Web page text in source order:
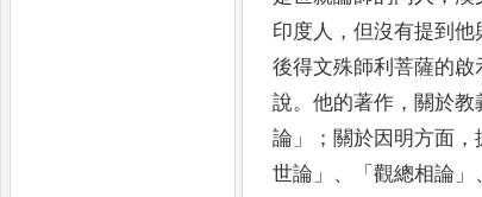
印度人 ， 但沒有提到他
後得文殊師利菩薩的啟
說。 他的著作 ， 關於教
論 」； 關於因明方面 ，
世論 」、「 觀總相論 」